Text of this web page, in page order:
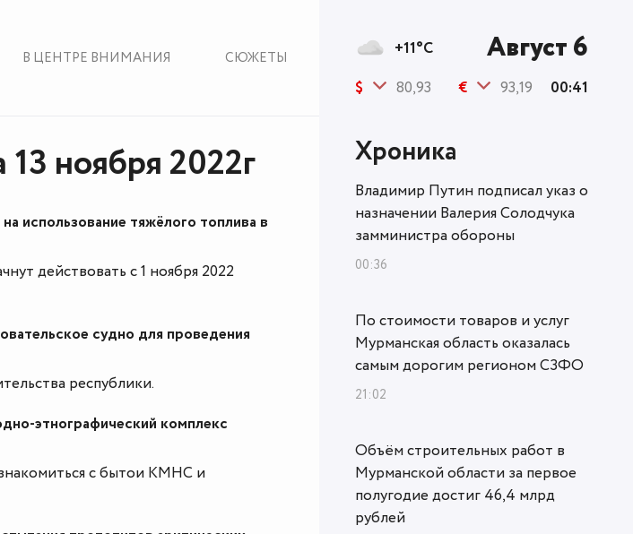
В ЦЕНТРЕ ВНИМАНИЯ СЮЖЕТЫ
ноября 2022г
использование тяжёлого топлива в
действовать с 1 ноября 2022
судно для проведения
республики.
этнографический комплекс
с бытои КМНС и
+11°C Август 6
$ 80,93 € 93,19 00:41
Хроника
Владимир Путин подписал указ о
назначении Валерия Солодчука
замминистра обороны
00:36
По стоимости товаров и услуг
Мурманская область оказалась
самым дорогим регионом СЗФО
21:02
Объём строительных работ в
Мурманской области за первое
полугодие достиг 46,4 млрд
рублей